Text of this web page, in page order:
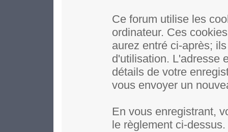
Ce forum utilise les
ordinateur. Ces
aurez entré ci-après;
d'utilisation. L'adresse
détails de votre
vous envoyer un
En vous enregistrant,
le règlement ci-dessus.